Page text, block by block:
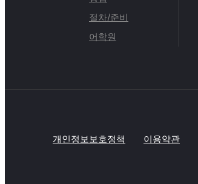
절차/준비
어학원
개인정보보호정책 이용약관